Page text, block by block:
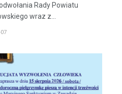
Rady Powiatu
wraz z...